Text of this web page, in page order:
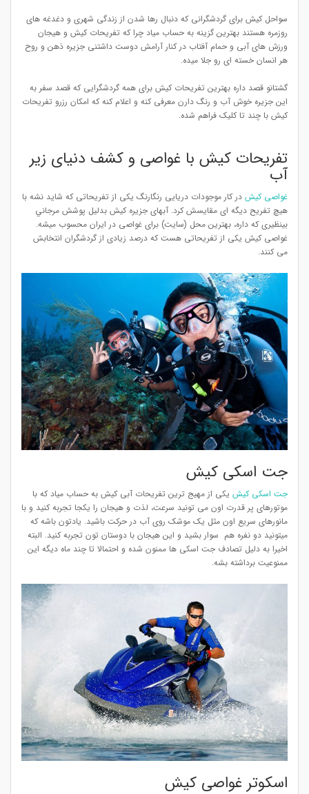
سواحل کیش برای گردشگرانی که دنبال رها شدن از زندگی شهری و دغدغه های
روزمره هستند بهترین گزینه به حساب میاد چرا که تفریحات کیش و هیجان
ورزش های آبی و حمام آفتاب در کنار آرامش دوست داشتنی جزیره ذهن و روح
هر انسان خسته ای رو جلا میده.
گشتانو قصد داره بهترین تفریحات کیش برای همه گردشگرایی که قصد سفر به
این جزیره خوش آب و رنگ دارن معرفی کنه و اعلام کنه که امکان رزرو تفریحات
کیش با چند تا کلیک فراهم شده.
تفریحات کیش با غواصی و کشف دنیای زیر
آب
غواصی کیش در کار موجودات دریایی رنگارنگ یکی از تفریحاتی که شاید نشه با
هیچ تفریح دیگه ای مقایسش کرد. آبهای جزیره کیش بدلیل پوشش مرجاني
بینظیری که داره، بهترین محل (سایت) برای غواصی در ایران محسوب میشه.
غواصی کیش یکی از تفریحاتی هست که درصد زیادی از گردشگران انتخابش
می کنند.
جت اسکی کیش
جت اسکی کیش یکی از مهیج ترین تفریحات آبی کیش به حساب میاد که با
موتورهای پر قدرت اون می تونید سرعت، لذت و هیجان را یکجا تجربه کنید و با
مانورهای سریع اون مثل یک موشک روی آب در حرکت باشید. یادتون باشه که
میتونید دو نفره هم سوار بشید و این هیجان با دوستان تون تجربه کنید. البته
اخیرا به دلیل تصادف جت اسکی ها ممنون شده و احتمالا تا چند ماه دیگه این
ممنوعیت برداشته بشه.
اسکوتر غواصی کیش